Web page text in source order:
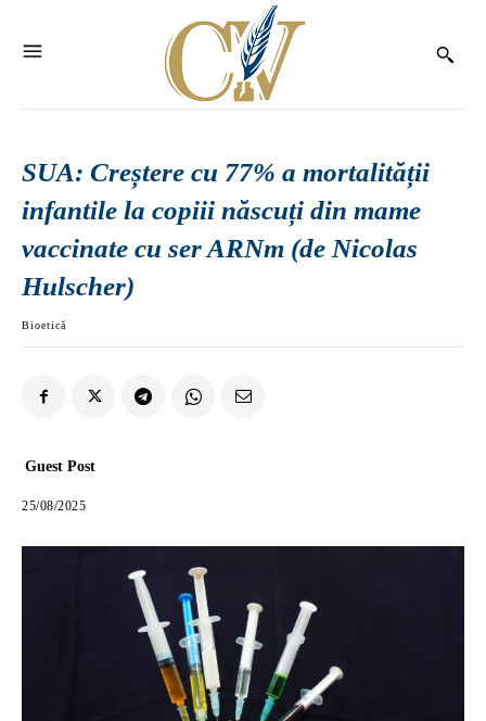
SUA: Creștere cu 77% a mortalității
infantile la copiii născuți din mame
vaccinate cu ser ARNm (de Nicolas
Hulscher)
Bioetică
Guest Post
25/08/2025